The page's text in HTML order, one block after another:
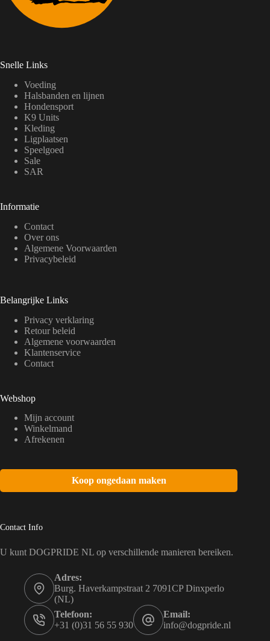
Snelle Links
Voeding
Halsbanden en lijnen
Hondensport
K9 Units
Kleding
Ligplaatsen
Speelgoed
Sale
SAR
Informatie
Contact
Over ons
Algemene Voorwaarden
Privacybeleid
Belangrijke Links
Privacy verklaring
Retour beleid
Algemene voorwaarden
Klantenservice
Contact
Webshop
Mijn account
Winkelmand
Afrekenen
Koop ongedaan maken
Contact Info
U kunt DOGPRIDE NL op verschillende manieren bereiken.
Adres:
Burg. Haverkampstraat 2 7091CP Dinxperlo
(NL)
Telefoon:
+31 (0)31 56 55 930
Email:
info@dogpride.nl